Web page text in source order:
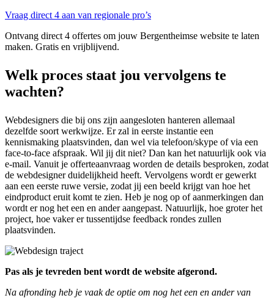
Vraag direct 4 aan van regionale pro’s
Ontvang direct 4 offertes om jouw Bergentheimse website te laten
maken. Gratis en vrijblijvend.
Welk proces staat jou vervolgens te
wachten?
Webdesigners die bij ons zijn aangesloten hanteren allemaal
dezelfde soort werkwijze. Er zal in eerste instantie een
kennismaking plaatsvinden, dan wel via telefoon/skype of via een
face-to-face afspraak. Wil jij dit niet? Dan kan het natuurlijk ook via
e-mail. Vanuit je offerteaanvraag worden de details besproken, zodat
de webdesigner duidelijkheid heeft. Vervolgens wordt er gewerkt
aan een eerste ruwe versie, zodat jij een beeld krijgt van hoe het
eindproduct eruit komt te zien. Heb je nog op of aanmerkingen dan
wordt er nog het een en ander aangepast. Natuurlijk, hoe groter het
project, hoe vaker er tussentijdse feedback rondes zullen
plaatsvinden.
Pas als je tevreden bent wordt de website afgerond.
Na afronding heb je vaak de optie om nog het een en ander van